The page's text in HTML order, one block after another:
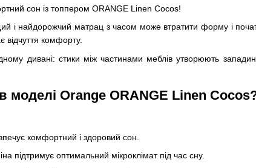
сон із топпером ORANGE Linen Cocos!
і найдорожчий матрац з часом може втратити форму і
відчуття комфорту.
дивані: стики між частинами меблів утворюють
моделі Orange ORANGE Linen
комфортний і здоровий сон.
підтримує оптимальний мікроклімат під час сну.